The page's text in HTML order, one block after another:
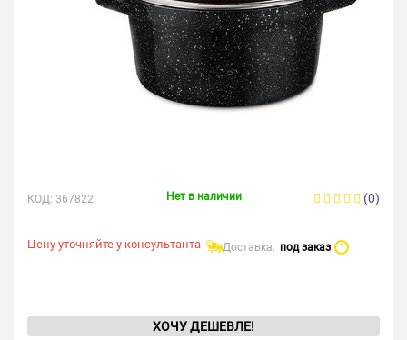
КОД: 367822 Нет в наличии (0)
Цену уточняйте у консультанта Доставка: под заказ ?
ХОЧУ ДЕШЕВЛЕ!